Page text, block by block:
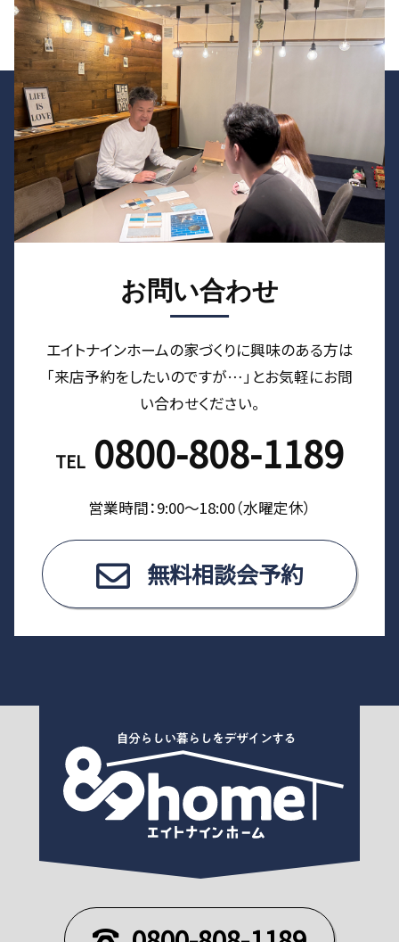
お問い合わせ
エイトナインホームの家づくりに興味のある⽅は
「来店予約をしたいのですが…」とお気軽にお問
い合わせください。
TEL 0800-808-1189
営業時間：9:00〜18:00（⽔曜定休）
無料相談会予約